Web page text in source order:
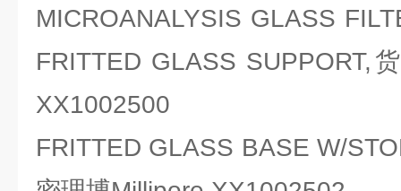
MICROANALYSIS GLASS
FRITTED GLASS SUPPORT,
XX1002500
FRITTED GLASS BASE W/